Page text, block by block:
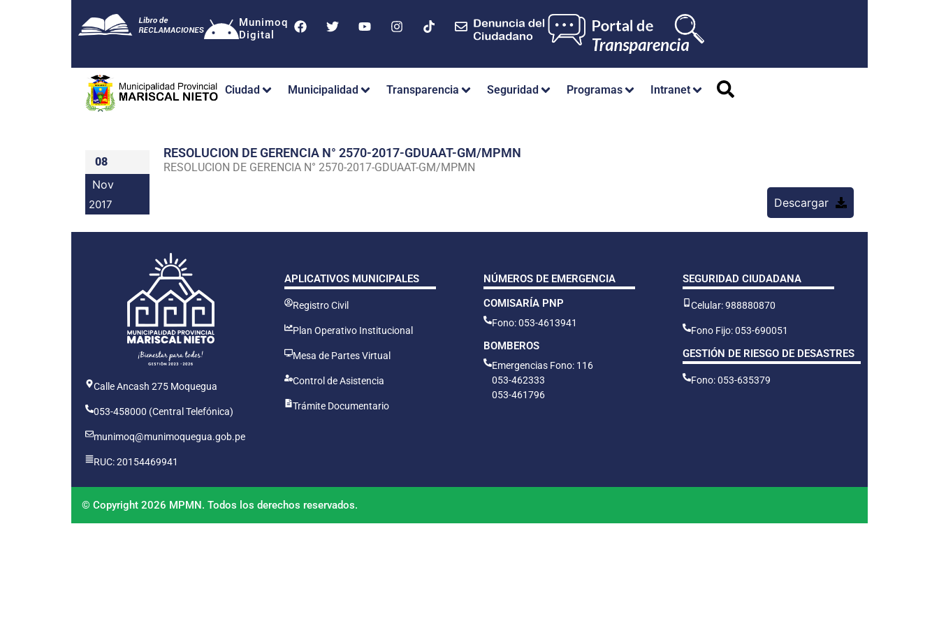
Munimoq
Digital
Ciudad Municipalidad Transparencia Seguridad Programas Intranet
08
Nov
2017
RESOLUCION DE GERENCIA N° 2570-2017-GDUAAT-GM/MPMN
RESOLUCION DE GERENCIA N° 2570-2017-GDUAAT-GM/MPMN
Descargar
Calle Ancash 275 Moquegua
053-458000 (Central Telefónica)
munimoq@munimoquegua.gob.pe
RUC: 20154469941
APLICATIVOS MUNICIPALES
Registro Civil
Plan Operativo Institucional
Mesa de Partes Virtual
Control de Asistencia
Trámite Documentario
NÚMEROS DE EMERGENCIA
COMISARÍA PNP
Fono: 053-4613941
BOMBEROS
Emergencias Fono: 116
053-462333
053-461796
SEGURIDAD CIUDADANA
Celular: 988880870
Fono Fijo: 053-690051
GESTIÓN DE RIESGO DE DESASTRES
Fono: 053-635379
© Copyright 2026 MPMN. Todos los derechos reservados.